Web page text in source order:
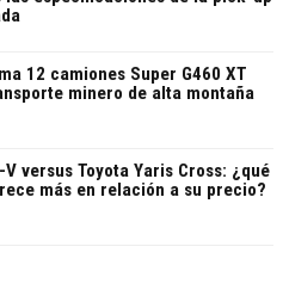
12 camiones Super G460 XT
minero de alta montaña
V versus Toyota Yaris Cross: ¿qué
más en relación a su precio?